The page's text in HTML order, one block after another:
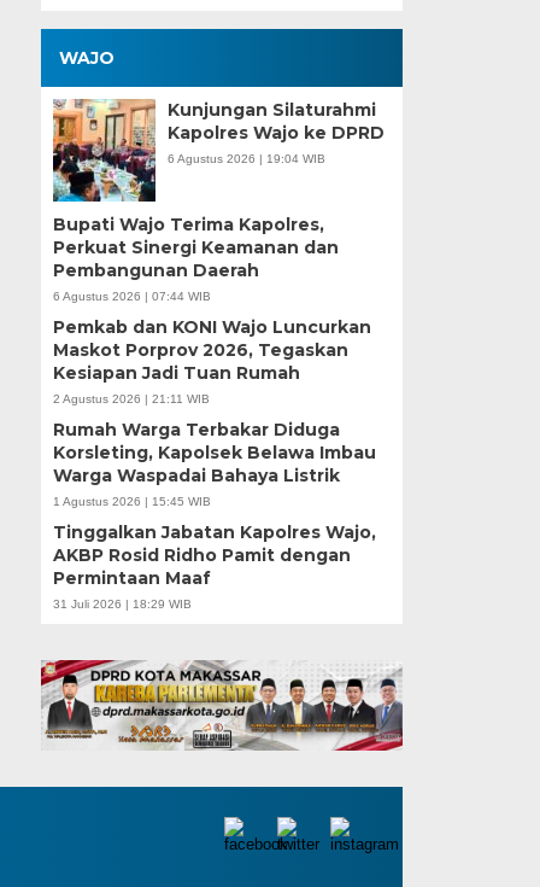
WAJO
Kunjungan Silaturahmi
Kapolres Wajo ke DPRD
6 Agustus 2026 | 19:04 WIB
Bupati Wajo Terima Kapolres,
Perkuat Sinergi Keamanan dan
Pembangunan Daerah
6 Agustus 2026 | 07:44 WIB
Pemkab dan KONI Wajo Luncurkan
Maskot Porprov 2026, Tegaskan
Kesiapan Jadi Tuan Rumah
2 Agustus 2026 | 21:11 WIB
Rumah Warga Terbakar Diduga
Korsleting, Kapolsek Belawa Imbau
Warga Waspadai Bahaya Listrik
1 Agustus 2026 | 15:45 WIB
Tinggalkan Jabatan Kapolres Wajo,
AKBP Rosid Ridho Pamit dengan
Permintaan Maaf
31 Juli 2026 | 18:29 WIB